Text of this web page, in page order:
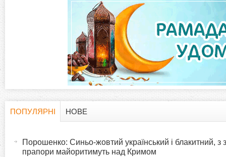
ПОПУЛЯРНІ
НОВЕ
Порошенко: Синьо-жовтий український і блакитний, з
прапори майоритимуть над Кримом